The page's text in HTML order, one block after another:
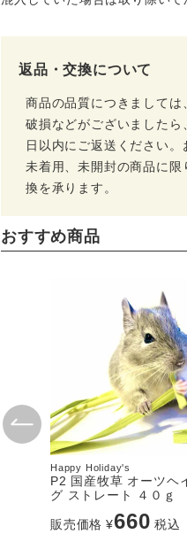
返品・交換について
商品の品質につきましては
破損などがございました
日以内にご返送ください。
未着用、未開封の商品に
換を承ります。
おすすめ商品
Happy Holiday's
P2 国産牧草 オーツヘ
グ ストレート ４０ｇ
販売価格 ¥660 税込